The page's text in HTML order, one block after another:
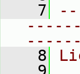
    7
    8